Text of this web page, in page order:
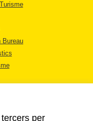
Bureau
per